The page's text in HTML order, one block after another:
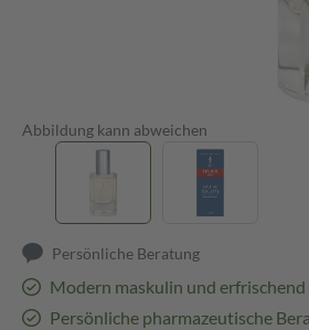
Abbildung kann abweichen
Persönliche Beratung
Modern maskulin und erfrischend
Persönliche pharmazeutische